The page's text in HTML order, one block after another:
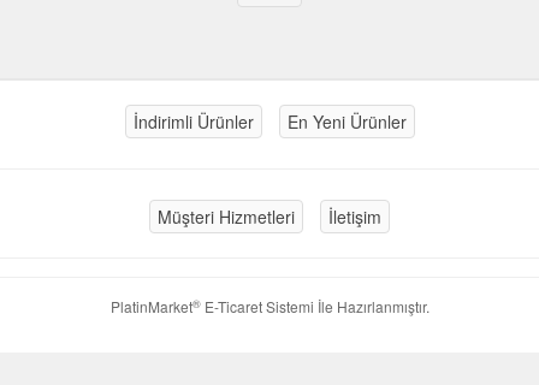
İndirimli Ürünler En Yeni Ürünler
Müşteri Hizmetleri İletişim
PlatinMarket®E-Ticaret Sistemi İle Hazırlanmıştır.